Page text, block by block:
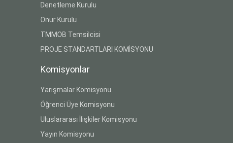
Denetleme Kurulu
Onur Kurulu
TMMOB Temsilcisi
PROJE STANDARTLARI KOMİSYONU
Komisyonlar
Yarışmalar Komisyonu
Öğrenci Üye Komisyonu
Uluslararası İlişkiler Komisyonu
Yayın Komisyonu